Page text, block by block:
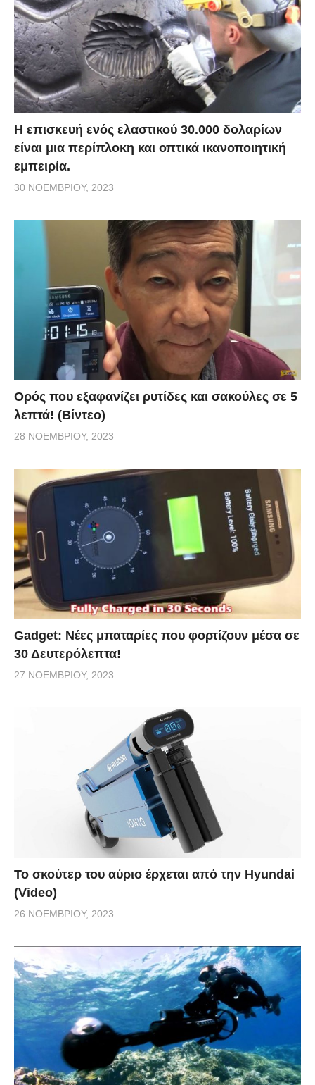
Η επισκευή ενός ελαστικού 30.000 δολαρίων
είναι μια περίπλοκη και οπτικά ικανοποιητική
εμπειρία.
30 ΝΟΕΜΒΡΊΟΥ, 2023
Ορός που εξαφανίζει ρυτίδες και σακούλες σε 5
λεπτά! (Βίντεο)
28 ΝΟΕΜΒΡΊΟΥ, 2023
Gadget: Νέες μπαταρίες που φορτίζουν μέσα σε
30 Δευτερόλεπτα!
27 ΝΟΕΜΒΡΊΟΥ, 2023
Το σκούτερ του αύριο έρχεται από την Hyundai
(Video)
26 ΝΟΕΜΒΡΊΟΥ, 2023